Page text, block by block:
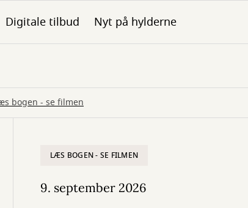
Digitale tilbud Nyt på hylderne
bogen - se filmen
LÆS BOGEN - SE FILMEN
9. september 2026